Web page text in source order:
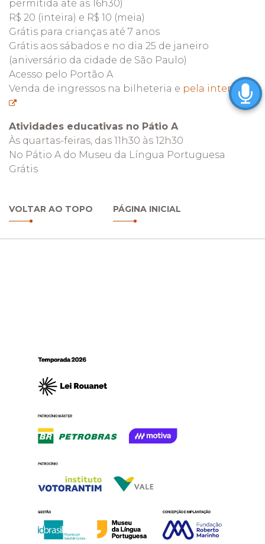
permitida até as 16h30)
R$ 20 (inteira) e R$ 10 (meia)
Grátis para crianças até 7 anos
Grátis aos sábados e no dia 25 de janeiro
(aniversário da cidade de São Paulo)
Acesso pelo Portão A
Venda de ingressos na bilheteria e pela internet
Atividades educativas no Pátio A
Às quartas-feiras, das 11h30 às 12h30
No Pátio A do Museu da Língua Portuguesa
Grátis
VOLTAR AO TOPO PÁGINA INICIAL